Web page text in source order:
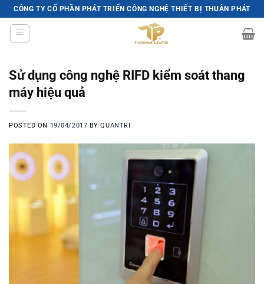
Skip
to
content
CÔNG TY CỔ PHẦN PHÁT TRIỂN CÔNG NGHỆ THIẾT BỊ THUẬN PHÁT
Sử dụng công nghệ RIFD kiểm soát thang
máy hiệu quả
POSTED ON 19/04/2017 BYQUANTRI